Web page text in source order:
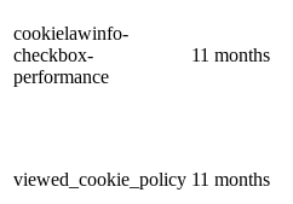
cookielawinfo-
checkbox-
performance
11 months
viewed_cookie_policy 11 months